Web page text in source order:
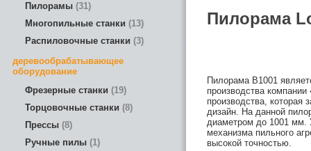
Пилорамы 31
Многопильные станки
13
Распиловочные станки 3
деревообрабатывающее
оборудование
Фрезерные станки
19
Торцовочные станки 8
Прессы 8
Ручные пилы 1
Пилорама
Пилорама B1001
производства
производства, которая
дизайн. На данной
диаметром до 1001 мм.
механизма пильного
высокой точностью.